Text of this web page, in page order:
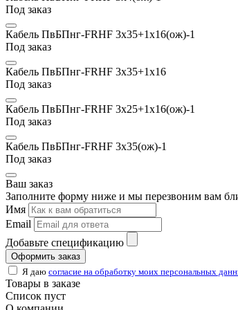
Под заказ
Кабель ПвБПнг-FRHF 3х35+1х16(ож)-1
Под заказ
Кабель ПвБПнг-FRHF 3х35+1х16
Под заказ
Кабель ПвБПнг-FRHF 3х25+1х16(ож)-1
Под заказ
Кабель ПвБПнг-FRHF 3х35(ож)-1
Под заказ
Ваш заказ
Заполните форму ниже и мы перезвоним вам
Имя
Email
Добавьте спецификацию
Оформить заказ
Я даю согласие на обработку моих персональных
Товары в заказе
Список пуст